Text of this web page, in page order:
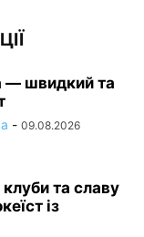
— швидкий та
- 09.08.2026
клуби та славу
із